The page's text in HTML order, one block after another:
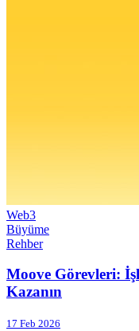
Web3
Büyüme
Rehber
Moove Görevleri:
Kazanın
17 Feb 2026